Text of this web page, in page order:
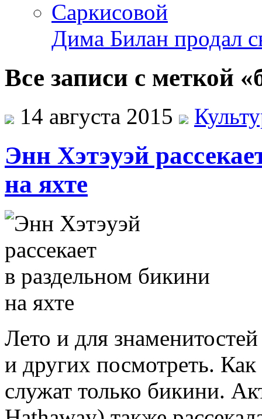
Дима Билан продал
Все записи с меткой
14 августа 2015
Энн Хэтэуэй
на яхте
Лето и для
и других посмотреть.
служат только бикини.